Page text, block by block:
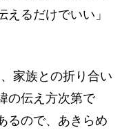
るだけでいい」
家族との折り合い
の伝え方次第で
るので、あきらめ